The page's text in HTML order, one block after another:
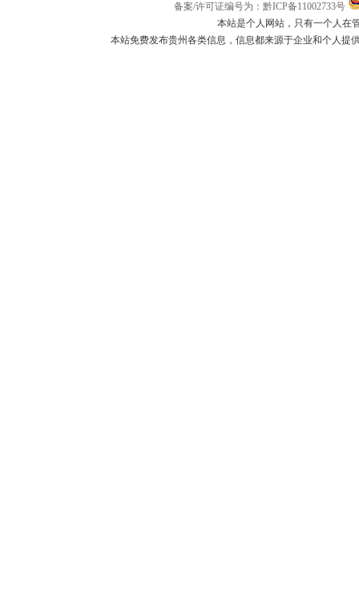
备案/许可证编号为：黔ICP备11002733号
本站是个人网站，只有一个人在
本站免费发布贵州各类信息，信息都来源于企业和个人提